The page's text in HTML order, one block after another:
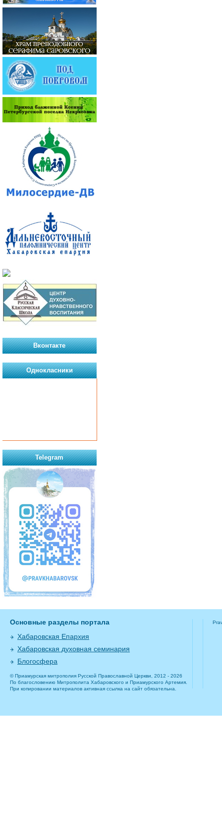
Вконтакте
Однокласники
Telegram
Основные разделы портала
Хабаровская Епархия
Хабаровская духовная семинария
Блогосфера
© Приамурская митрополия Русской Православной Церкви, 2012 - 2026
По благословению Митрополита Хабаровского и Приамурского Артемия.
При копировании материалов активная ссылка на сайт обязательна.